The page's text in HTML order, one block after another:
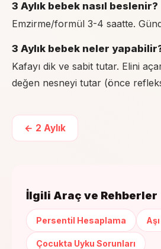
3 Aylık bebek nasıl beslenir?
Emzirme/formül 3-4 saatte.
3 Aylık bebek neler
Kafayı dik ve sabit tutar. Elini
değen nesneyi tutar (önce
← 2 Aylık
İlgili Araç ve Rehberler
Persentil Hesaplama
Çocukta Uyku Sorunları